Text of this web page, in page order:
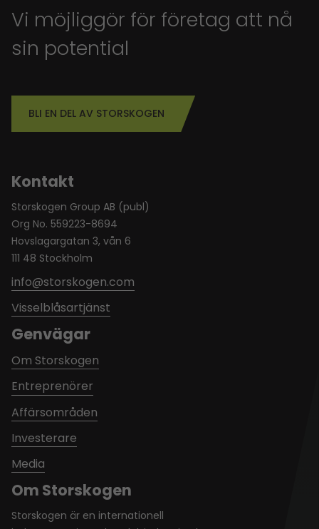
Vi möjliggör för företag att nå
sin potential
BLI EN DEL AV STORSKOGEN
Om Storskogen
Storskogen är en internationell
Kontakt
Storskogen Group AB (publ)
Org No. 559223-8694
Hovslagargatan 3, vån 6
111 48 Stockholm
info@storskogen.com
Visselblåsartjänst
Genvägar
Om Storskogen
Entreprenörer
Affärsområden
Investerare
Media